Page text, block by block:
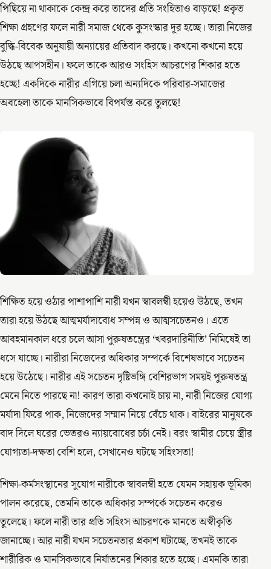
পিছিয়ে না থাকাকে কেন্দ্র করে তাদের প্রতি সংহিতাও বাড়ছে! প্রকৃত
শিক্ষা গ্রহণের ফলে নারী সমাজ থেকে কুসংস্কার দূর হচ্ছে। তারা নিজের
বুদ্ধি-বিবেক অনুযায়ী অন্যায়ের প্রতিবাদ করছে। কখনো কখনো হয়ে
উঠছে আপসহীন। ফলে তাকে আরও সংহিস আচরণের শিকার হতে
হচ্ছে! একদিকে নারীর এগিয়ে চলা অন্যদিকে পরিবার-সমাজের
অবহেলা তাকে মানসিকভাবে বিপর্যস্ত করে তুলছে!
শিক্ষিত হয়ে ওঠার পাশাপাশি নারী যখন স্বাবলম্বী হয়েও উঠছে, তখন
তারা হয়ে উঠছে আত্মমর্যাদাবোধ সম্পন্ন ও আত্মসচেতনও। এতে
আবহমানকাল ধরে চলে আসা পুরুষতন্ত্রের ‘খবরদারিনীতি’ নিমিষেই তা
ধসে যাচ্ছে। নারীরা নিজেদের অধিকার সম্পর্কে বিশেষভাবে সচেতন
হয়ে উঠেছে। নারীর এই সচেতন দৃষ্টিভঙ্গি বেশিরভাগ সময়ই পুরুষতন্ত্র
মেনে নিতে পারছে না! কারণ তারা কখনোই চায় না, নারী নিজের যোগ্য
মর্যাদা ফিরে পাক, নিজেদের সম্মান নিয়ে বেঁচে থাক। বাইরের মানুষকে
বাদ দিলে ঘরের ভেতরও ন্যায়বোধের চর্চা নেই। বরং স্বামীর চেয়ে স্ত্রীর
যোগ্যতা-দক্ষতা বেশি হলে, সেখানেও ঘটছে সহিংসতা!
শিক্ষা-কর্মসংস্থানের সুযোগ নারীকে স্বাবলম্বী হতে যেমন সহায়ক ভূমিকা
পালন করেছে, তেমনি তাকে অধিকার সম্পর্কে সচেতন করেও
তুলেছে। ফলে নারী তার প্রতি সহিংস আচরণকে মানতে অস্বীকৃতি
জানাচ্ছে। আর নারী যখন সচেতনতার প্রকাশ ঘটাচ্ছে, তখনই তাকে
শারীরিক ও মানসিকভাবে নির্যাতনের শিকার হতে হচ্ছে। এমনকি তারা